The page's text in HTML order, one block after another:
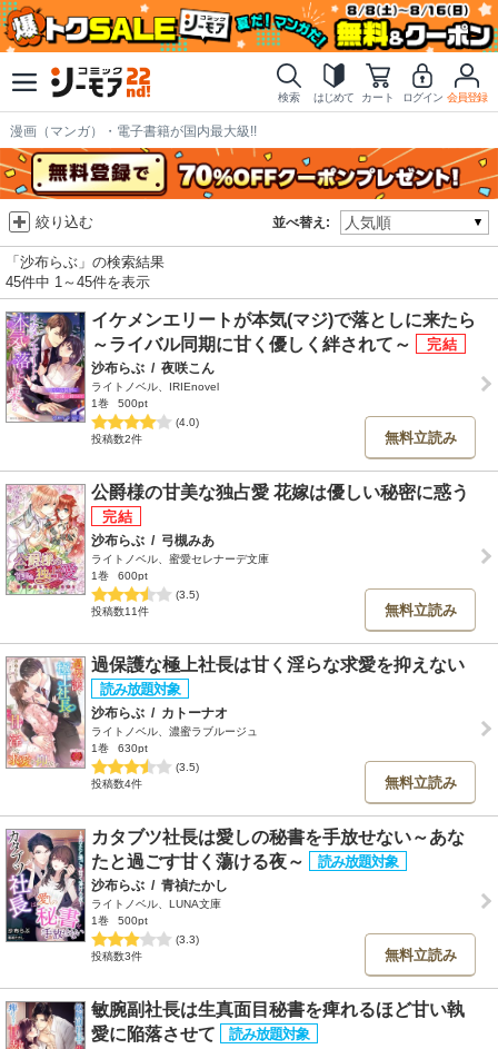
検索 はじめて カート ログイン 会員登録
漫画（マンガ）・電子書籍が国内最大級!!
並べ替え:
絞り込む
「沙布らぶ」の検索結果
45件中 1～45件を表示
イケメンエリートが本気(マジ)で落としに来たら
～ライバル同期に甘く優しく絆されて～
沙布らぶ / 夜咲こん
ライトノベル、IRIEnovel
1巻
500pt
(4.0)
投稿数2件
無料立読み
公爵様の甘美な独占愛 花嫁は優しい秘密に惑う
沙布らぶ / 弓槻みあ
ライトノベル、蜜愛セレナーデ文庫
1巻
600pt
(3.5)
投稿数11件
無料立読み
過保護な極上社長は甘く淫らな求愛を抑えない
沙布らぶ / カトーナオ
ライトノベル、濃蜜ラブルージュ
1巻
630pt
(3.5)
投稿数4件
無料立読み
カタブツ社長は愛しの秘書を手放せない～あな
たと過ごす甘く蕩ける夜～
沙布らぶ / 青禎たかし
ライトノベル、LUNA文庫
1巻
500pt
(3.3)
投稿数3件
無料立読み
敏腕副社長は生真面目秘書を痺れるほど甘い執
愛に陥落させて